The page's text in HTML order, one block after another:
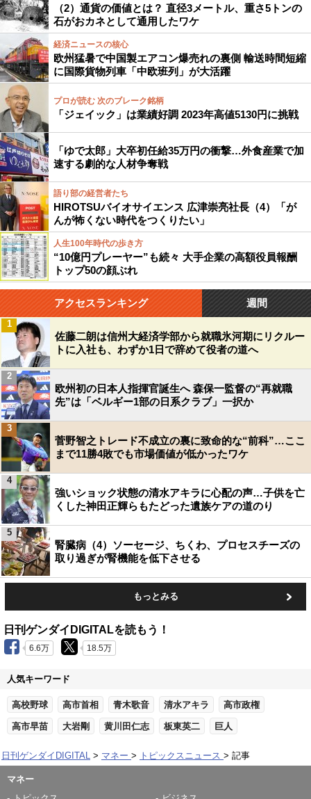
（2）通貨の価値とは？ 直径3メートル、重さ5トンの
石がおカネとして通用したワケ
経済ニュースの核心
欧州猛暑で中国製エアコン爆売れの裏側 輸送時間短縮
に国際貨物列車「中欧班列」が大活躍
プロが読む 次のブレーク銘柄
「ジェイック」は業績好調 2023年高値5130円に挑戦
「ゆで太郎」大卒初任給35万円の衝撃…外食産業で加
速する劇的な人材争奪戦
語り部の経営者たち
HIROTSUバイオサイエンス 広津崇亮社長（4）「が
んが怖くない時代をつくりたい」
人生100年時代の歩き方
“10億円プレーヤー”も続々 大手企業の高額役員報酬
トップ50の顔ぶれ
アクセスランキング 週間
佐藤二朗は信州大経済学部から就職氷河期にリクルー
トに入社も、わずか1日で辞めて役者の道へ
1
欧州初の日本人指揮官誕生へ 森保一監督の“再就職
先”は「ベルギー1部の日系クラブ」一択か
2
菅野智之トレード不成立の裏に致命的な“前科”…ここ
まで11勝4敗でも市場価値が低かったワケ
3
強いショック状態の清水アキラに心配の声…子供を亡
くした神田正輝らもたどった遺族ケアの道のり
4
腎臓病（4）ソーセージ、ちくわ、プロセスチーズの
取り過ぎが腎機能を低下させる
5
もっとみる
日刊ゲンダイDIGITALを読もう！
6.6万 18.5万
人気キーワード
高校野球 高市首相 青木歌音 清水アキラ 高市政権
高市早苗 大岩剛 黄川田仁志 板東英二 巨人
日刊ゲンダイDIGITAL マネー トピックスニュース 記事
マネー